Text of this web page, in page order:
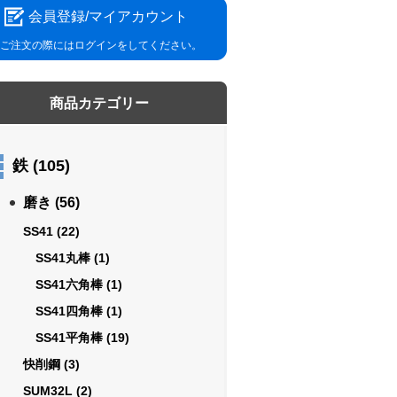
会員登録/マイアカウント
ご注文の際にはログインをしてください。
商品カテゴリー
鉄 (105)
磨き (56)
SS41 (22)
SS41丸棒 (1)
SS41六角棒 (1)
SS41四角棒 (1)
SS41平角棒 (19)
快削鋼 (3)
SUM32L (2)